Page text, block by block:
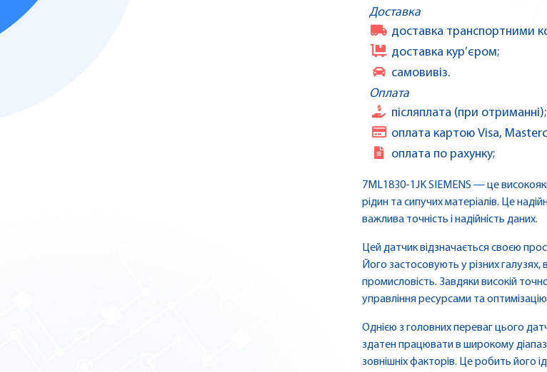
Доставка
доставка транспортними
доставка кур’єром;
самовивіз.
Оплата
післяплата (при отриманні);
оплата картою Visa,
оплата по рахунку;
7ML1830-1JK SIEMENS — це
рідин та сипучих матеріалів. Це
важлива точність і надійність даних.
Цей датчик відзначається своєю
Його застосовують у різних
промисловість. Завдяки високій
управління ресурсами та
Однією з головних переваг цього
здатен працювати в широкому
зовнішніх факторів. Це робить його